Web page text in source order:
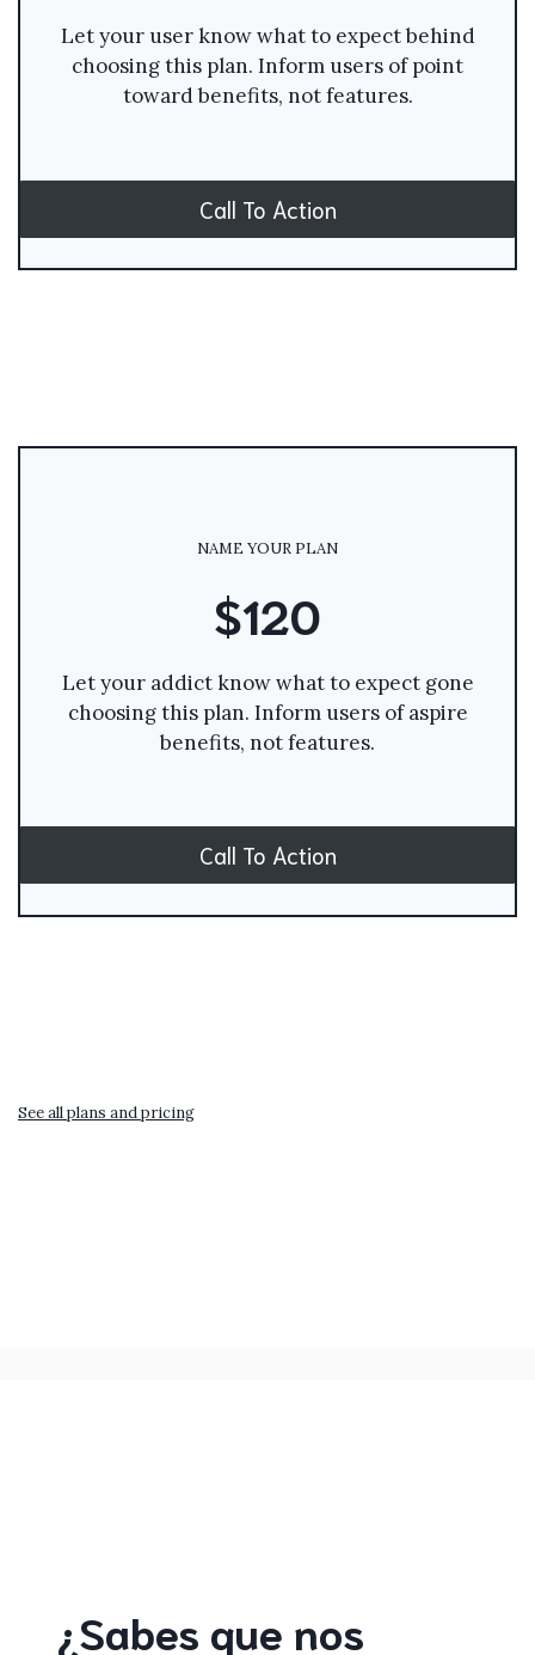
Let your user know what to expect behind
choosing this plan. Inform users of point
toward benefits, not features.
Call To Action
NAME YOUR PLAN
$120
Let your addict know what to expect gone
choosing this plan. Inform users of aspire
benefits, not features.
Call To Action
See all plans and pricing
¿Sabes que nos